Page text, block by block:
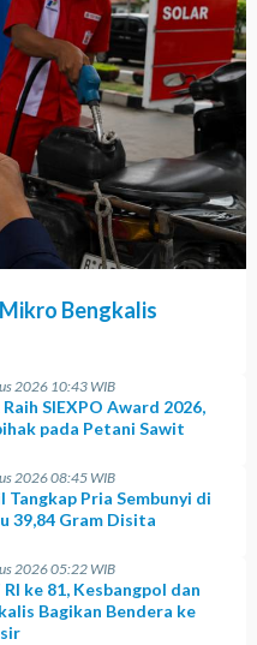
Bengkalis
2026 10:43 WIB
SIEXPO Award 2026,
pada Petani Sawit
2026 08:45 WIB
Tangkap Pria Sembunyi di
39,84 Gram Disita
2026 05:22 WIB
ke 81, Kesbangpol dan
Bagikan Bendera ke